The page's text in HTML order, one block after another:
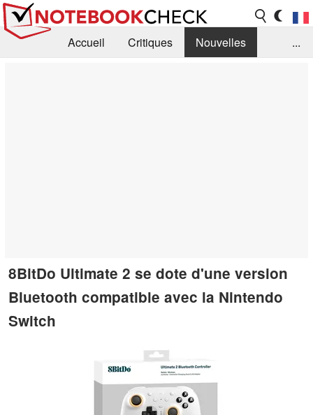
Accueil Critiques
Nouvelles
...
8BitDo Ultimate 2 se dote d'une version
Bluetooth compatible avec la Nintendo
Switch